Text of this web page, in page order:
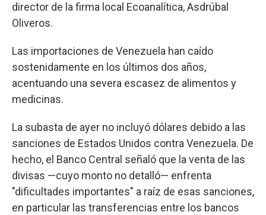
director de la firma local Ecoanalítica, Asdrúbal
Oliveros.
Las importaciones de Venezuela han caído
sostenidamente en los últimos dos años,
acentuando una severa escasez de alimentos y
medicinas.
La subasta de ayer no incluyó dólares debido a las
sanciones de Estados Unidos contra Venezuela. De
hecho, el Banco Central señaló que la venta de las
divisas —cuyo monto no detalló— enfrenta
"dificultades importantes" a raíz de esas sanciones,
en particular las transferencias entre los bancos